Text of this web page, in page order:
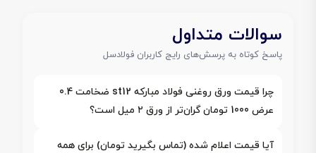
سوالات متداول
پاسخ کوتاه به پرسش‌های رایج کاربران فولادسل
چرا قیمت ورق روغنی فولاد مبارکه st12 ضخامت 0.4
عرض 1000 تومان گران‌تر از ورق ۲ میل است؟
آیا قیمت اعلام شده (تماس بگیرید تومان) برای همه